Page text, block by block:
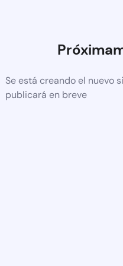
Se está creando el nuevo
publicará en breve